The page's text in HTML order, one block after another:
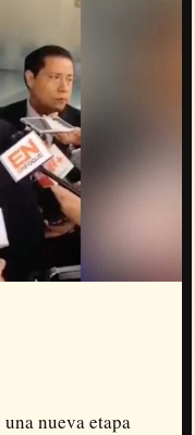
nueva etapa